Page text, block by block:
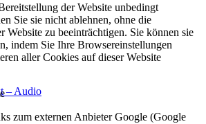
– Audio
der Website unbedingt
Sie sie nicht ablehnen, ohne die
Website zu beeinträchtigen. Sie können sie
indem Sie Ihre Browsereinstellungen
aller Cookies auf dieser Website
zum externen Anbieter Google (Google